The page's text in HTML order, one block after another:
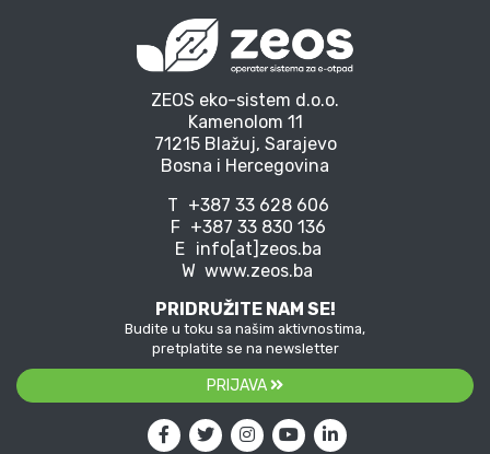
ZEOS eko-sistem d.o.o.
Kamenolom 11
71215 Blažuj, Sarajevo
Bosna i Hercegovina
T +387 33 628 606
F +387 33 830 136
E info[at]zeos.ba
W www.zeos.ba
PRIDRUŽITE NAM SE!
Budite u toku sa našim aktivnostima,
pretplatite se na newsletter
PRIJAVA